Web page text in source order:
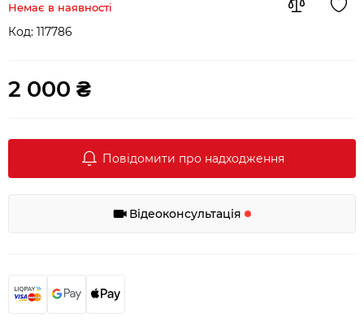
Немає в наявності
Код: 117786
2 000 ₴
Повідомити про надходження
Відеоконсультація